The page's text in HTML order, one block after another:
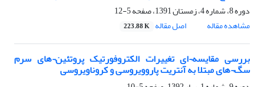
دوره 8، شماره 4، زمستان 1391، صفحه
5-12
مشاهده مقاله
اصل مقاله 223.88 K
بررسی مقایسه¬ای تغییرات الکتروفورتیک پروتئین¬های سرم
سگ¬های مبتلا به آنتریت پاروویروسی و کروناویروسی